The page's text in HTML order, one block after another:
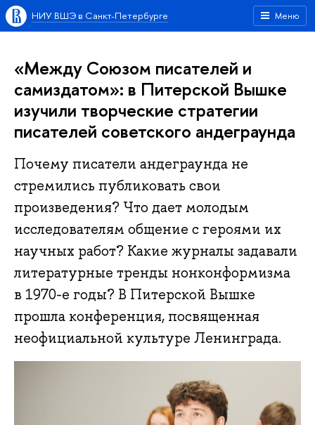
Меню
НИУ ВШЭ в Санкт-Петербурге
«Между Союзом писателей и
самиздатом»: в Питерской Вышке
изучили творческие стратегии
писателей советского андеграунда
Почему писатели андеграунда не
стремились публиковать свои
произведения? Что дает молодым
исследователям общение с героями их
научных работ? Какие журналы задавали
литературные тренды нонконформизма
в 1970-е годы? В Питерской Вышке
прошла конференция, посвященная
неофициальной культуре Ленинграда.